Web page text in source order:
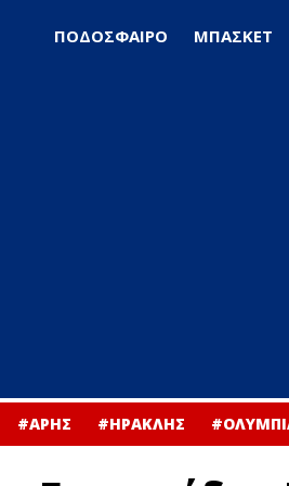
ΠΟΔΟΣΦΑΙΡΟ ΜΠΑΣΚΕΤ
#ΑΡΗΣ #ΗΡΑΚΛΗΣ